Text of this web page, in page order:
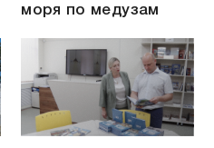
моря по медузам